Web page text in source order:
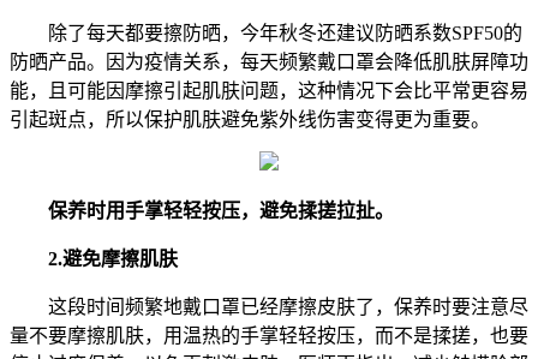
除了每天都要擦防晒，今年秋冬还建议防晒系数SPF50的
防晒产品。因为疫情关系，每天频繁戴口罩会降低肌肤屏障功
能，且可能因摩擦引起肌肤问题，这种情况下会比平常更容易
引起斑点，所以保护肌肤避免紫外线伤害变得更为重要。
保养时用手掌轻轻按压，避免揉搓拉扯。
2.避免摩擦肌肤
这段时间频繁地戴口罩已经摩擦皮肤了，保养时要注意尽
量不要摩擦肌肤，用温热的手掌轻轻按压，而不是揉搓，也要